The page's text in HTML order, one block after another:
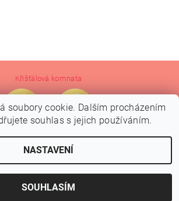
Křišťálová komnata
Grid Design, všechna práva vyhrazena
Vytvořil Shoptet
soubory cookie. Dalším procházením
souhlas s jejich používáním.
NASTAVENÍ
SOUHLASÍM